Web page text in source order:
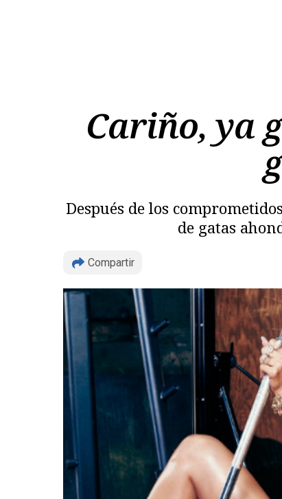
Cariño, ya
Después de los
de gatas
Compartir